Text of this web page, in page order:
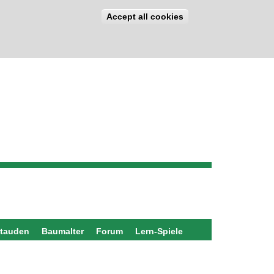
Accept all cookies
Baumalter Forum Lern-Spiele